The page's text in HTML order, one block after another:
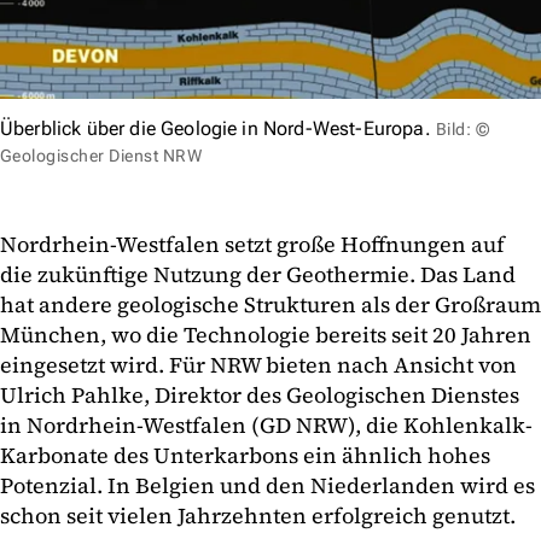
Überblick über die Geologie in Nord-West-Europa. Bild: ©
Geologischer Dienst NRW
Nordrhein-Westfalen setzt große Hoffnungen auf
die zukünftige Nutzung der Geothermie. Das Land
hat andere geologische Strukturen als der Großraum
München, wo die Technologie bereits seit 20 Jahren
eingesetzt wird. Für NRW bieten nach Ansicht von
Ulrich Pahlke, Direktor des Geologischen Dienstes
in Nordrhein-Westfalen (GD NRW), die Kohlenkalk-
Karbonate des Unterkarbons ein ähnlich hohes
Potenzial. In Belgien und den Niederlanden wird es
schon seit vielen Jahrzehnten erfolgreich genutzt.